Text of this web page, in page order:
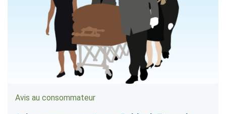
Avis au consommateur